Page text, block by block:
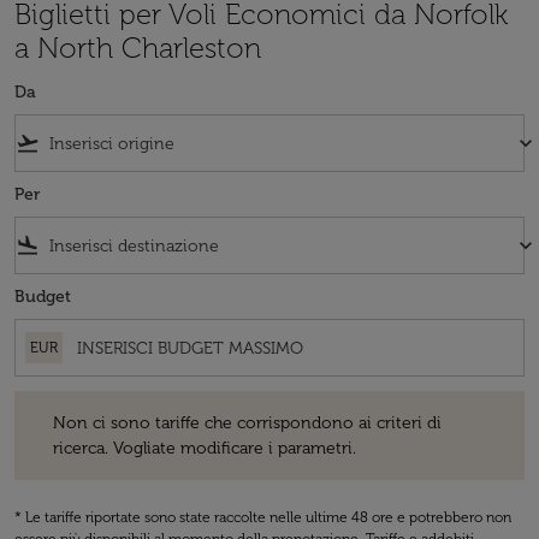
Biglietti per Voli Economici da Norfolk
a North Charleston
Da
flight_takeoff keyboard_arrow_down
Per
flight_land keyboard_arrow_down
Budget
EUR
Non ci sono tariffe che corrispondono ai criteri di
ricerca. Vogliate modificare i parametri.
* Le tariffe riportate sono state raccolte nelle ultime 48 ore e potrebbero non